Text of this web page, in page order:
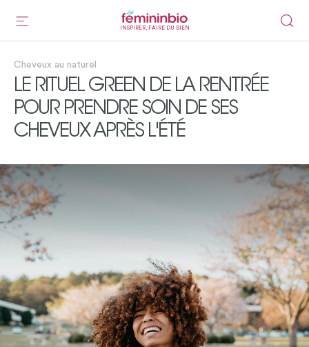
INSPIRER, FAIRE DU BIEN
Cheveux au naturel
LE RITUEL GREEN DE LA RENTRÉE
POUR PRENDRE SOIN DE SES
CHEVEUX APRÈS L'ÉTÉ